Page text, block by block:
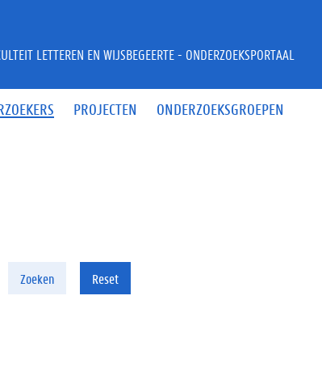
PROJECTEN ONDERZOEKSGROEPEN
LETTEREN EN WIJSBEGEERTE - ONDERZOEKSPORTAAL
Zoeken Reset